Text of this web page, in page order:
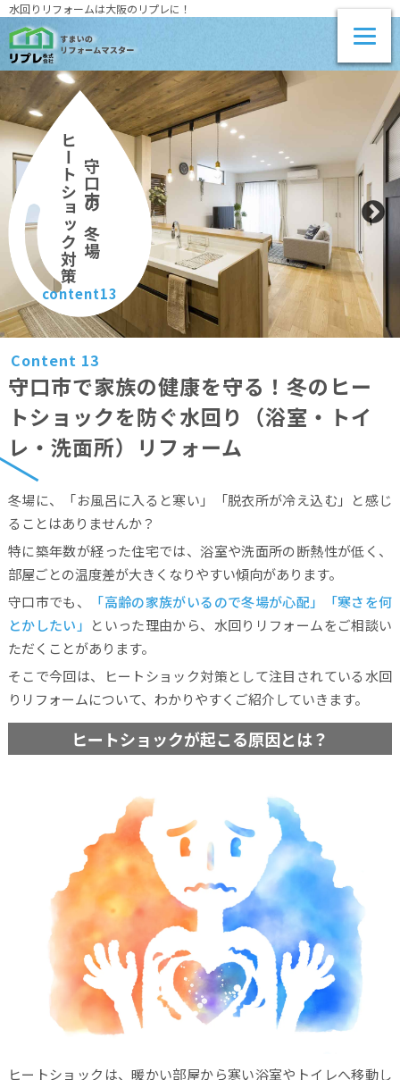
水回りリフォームは大阪のリプレに！
守口市の冬場
ヒートショック対策
content13
Content 13
守口市で家族の健康を守る！冬のヒー
トショックを防ぐ水回り（浴室・トイ
レ・洗面所）リフォーム
冬場に、「お風呂に入ると寒い」「脱衣所が冷え込む」と感じ
ることはありませんか？
特に築年数が経った住宅では、浴室や洗面所の断熱性が低く、
部屋ごとの温度差が大きくなりやすい傾向があります。
守口市でも、
「高齢の家族がいるので冬場が心配」「寒さを何
とかしたい」 といった理由から、水回りリフォームをご相談い
ただくことがあります。
そこで今回は、ヒートショック対策として注目されている水回
りリフォームについて、わかりやすくご紹介していきます。
ヒートショックが起こる原因とは？
ヒートショックは、暖かい部屋から寒い浴室やトイレへ移動し